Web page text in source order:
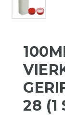
28 (1